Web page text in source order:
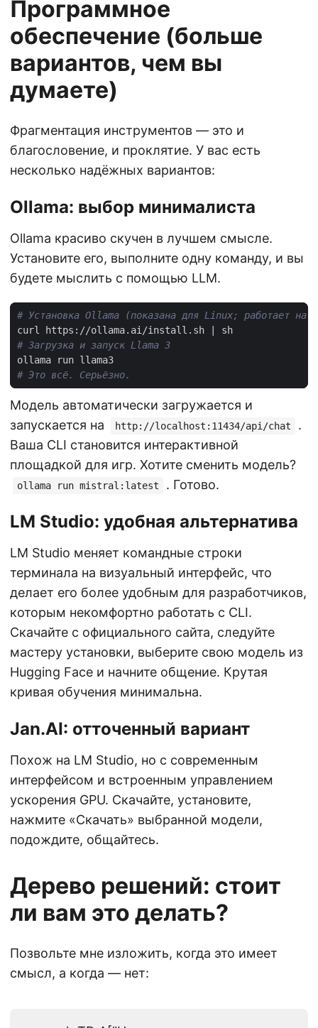
Программное
обеспечение (больше
вариантов, чем вы
думаете)
Фрагментация инструментов — это и
благословение, и проклятие. У вас есть
несколько надёжных вариантов:
Ollama: выбор минималиста
Ollama красиво скучен в лучшем смысле.
Установите его, выполните одну команду, и вы
будете мыслить с помощью LLM.
# Установка Ollama (показана для Linux; работает на
curl https://ollama.ai/install.sh
# Загрузка и запуск Llama 3
# Это всё. Серьёзно.
Модель автоматически загружается и
запускается на
http://localhost:11434/api/chat
.
Ваша CLI становится интерактивной
площадкой для игр. Хотите сменить модель?
ollama run mistral:latest . Готово.
LM Studio: удобная альтернатива
LM Studio меняет командные строки
терминала на визуальный интерфейс, что
делает его более удобным для разработчиков,
которым некомфортно работать с CLI.
Скачайте с официального сайта, следуйте
мастеру установки, выберите свою модель из
Hugging Face и начните общение. Крутая
кривая обучения минимальна.
Jan.AI: отточенный вариант
Похож на LM Studio, но с современным
интерфейсом и встроенным управлением
ускорения GPU. Скачайте, установите,
нажмите «Скачать» выбранной модели,
подождите, общайтесь.
Дерево решений: стоит
ли вам это делать?
Позвольте мне изложить, когда это имеет
смысл, а когда — нет: